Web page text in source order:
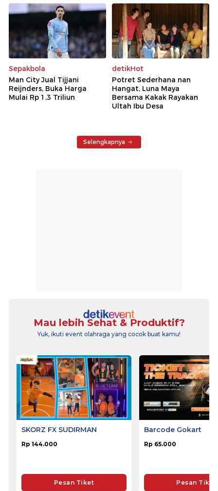
Sepakbola
Man City Jual Tijjani
Reijnders, Buka Harga
Mulai Rp 1,3 Triliun
detikHot
Potret Sederhana nan
Hangat, Luna Maya
Bersama Kakak Rayakan
Ultah Ibu Desa
Selengkapnya
Mau lebih Sehat & Produktif?
Yuk, ikuti event olahraga yang cocok buat kamu!
SKORZ FX SUDIRMAN
Rp 144.000
Pesan Tiket
Barcode Gokart
Rp 65.000
Pesan Tiket